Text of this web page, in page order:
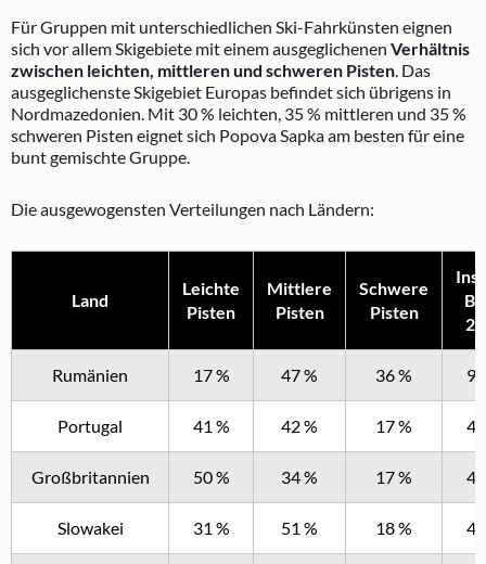
Für Gruppen mit unterschiedlichen Ski-Fahrkünsten eignen
sich vor allem Skigebiete mit einem ausgeglichenen Verhältnis
zwischen leichten, mittleren und schweren Pisten . Das
ausgeglichenste Skigebiet Europas befindet sich übrigens in
Nordmazedonien. Mit 30 % leichten, 35 % mittleren und 35 %
schweren Pisten eignet sich Popova Sapka am besten für eine
bunt gemischte Gruppe.
Die ausgewogensten Verteilungen nach Ländern:
Land
Leichte
Pisten
Mittlere
Pisten
Schwere
Pisten
Rumänien 17 % 47 % 36 %
Portugal 41 % 42 % 17 %
Großbritannien 50 % 34 % 17 %
Slowakei 31 % 51 % 18 %